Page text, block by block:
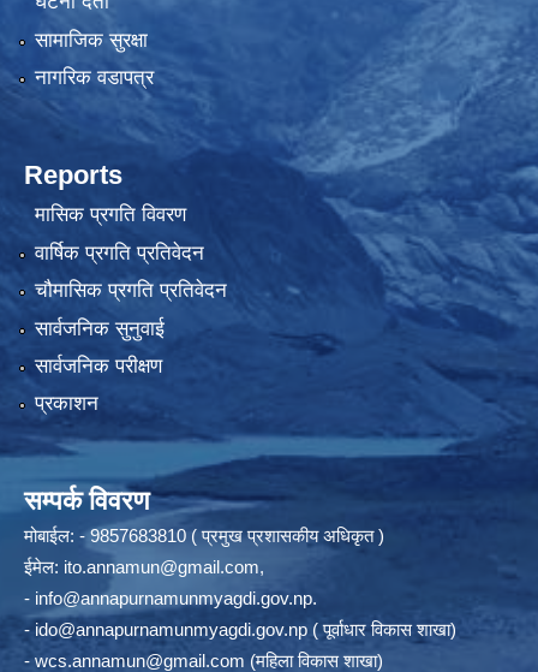
सामाजिक सुरक्षा
नागरिक वडापत्र
Reports
मासिक प्रगति विवरण
वार्षिक प्रगति प्रतिवेदन
चौमासिक प्रगति प्रतिवेदन
सार्वजनिक सुनुवाई
सार्वजनिक परीक्षण
प्रकाशन
सम्पर्क विवरण
मोबाईल: - 9857683810 ( प्रमुख प्रशासकीय अधिकृत )
ईमेल: ito.annamun@gmail.com,
- info@annapurnamunmyagdi.gov.np.
- ido@annapurnamunmyagdi.gov.np ( पूर्वाधार विकास शाखा)
- wcs.annamun@gmail.com (महिला विकास शाखा)